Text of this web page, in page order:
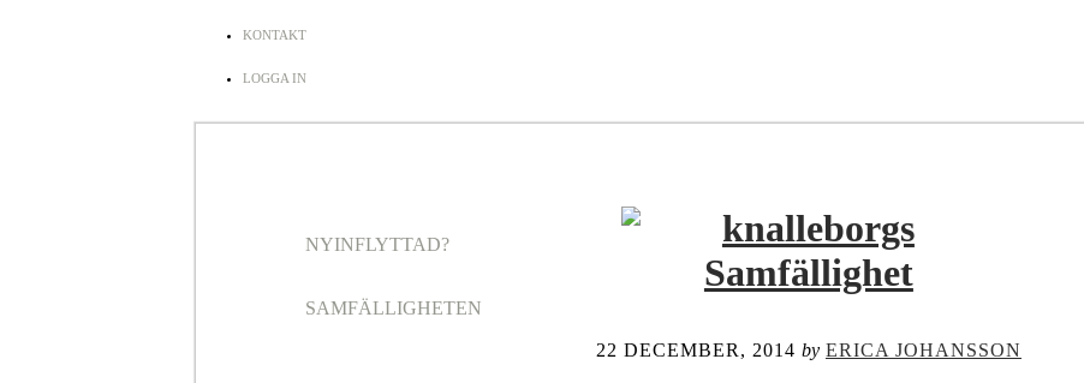
KONTAKT
LOGGA IN
NYINFLYTTAD?
SAMFÄLLIGHETEN
22 DECEMBER, 2014 by ERICA JOHANSSON